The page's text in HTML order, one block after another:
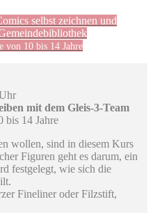
selbst zeichnen und
von 10 bis 14 Jahre
mit dem Gleis-3-Team
bis 14 Jahre
wollen, sind in diesem Kurs
Figuren geht es darum, ein
festgelegt, wie sich die
Fineliner oder Filzstift,